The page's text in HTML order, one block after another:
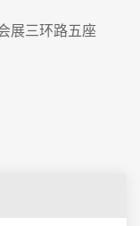
展三环路五座